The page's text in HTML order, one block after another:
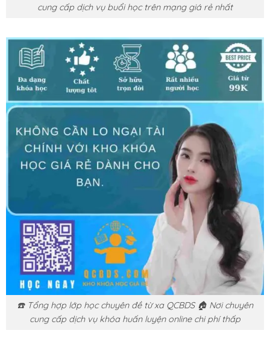
cung cấp dịch vụ buổi học trên mạng giá rẻ nhất
☎️ Tổng hợp lớp học chuyên đề từ xa QCBDS 🏠 Nơi chuyên
cung cấp dịch vụ khóa huấn luyện online chi phí thấp